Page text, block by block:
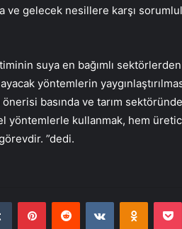
ve gelecek nesillere karşı
suya en bağımlı
yöntemlerin
basında ve tarım
yöntemlerle kullanmak, hem
”dedi.
Tumblr PinterestReddit VKontakte